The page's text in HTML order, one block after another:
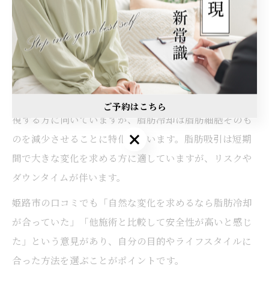
大きな特徴です。口コミでは「ダウンタイムがほとんど
なく、仕事や家事に支障が出なかった」「痛みが少な
い」といった声が多く、忙しい方や初めての方にも選ば
れています。
一方、ハイフは皮膚の引き締めやリフトアップ効果を重
視する方に向いていますが、脂肪冷却は脂肪細胞そのも
のを減少させることに特化しています。脂肪吸引は短期
間で大きな変化を求める方に適していますが、リスクや
ダウンタイムが伴います。
姫路市の口コミでも「自然な変化を求めるなら脂肪冷却
が合っていた」「他施術と比較して安全性が高いと感じ
た」という意見があり、自分の目的やライフスタイルに
合った方法を選ぶことがポイントです。
ご予約はこちら